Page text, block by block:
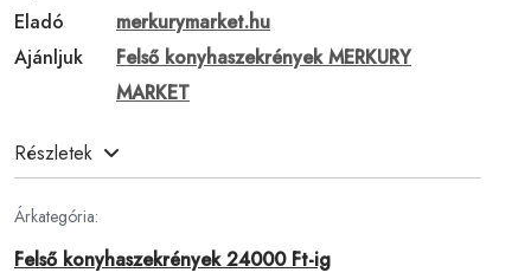
Eladó
merkurymarket.hu
Ajánljuk
Felső konyhaszekrények MERKURY
MARKET
Részletek
Árkategória:
Felső konyhaszekrények 24000 Ft-ig